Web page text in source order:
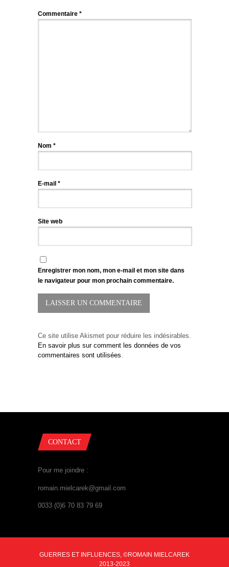
Commentaire *
Nom *
E-mail *
Site web
Enregistrer mon nom, mon e-mail et mon site dans
le navigateur pour mon prochain commentaire.
Ce site utilise Akismet pour réduire les indésirables.
En savoir plus sur comment les données de vos
commentaires sont utilisées
CONTACT
Pour me joindre :
romain.mielcarek@gmail.com
0033 (0)6 70 83 79 69
GUERRES ET INFLUENCES, ©ROMAIN MIELCAREK
2013-2023